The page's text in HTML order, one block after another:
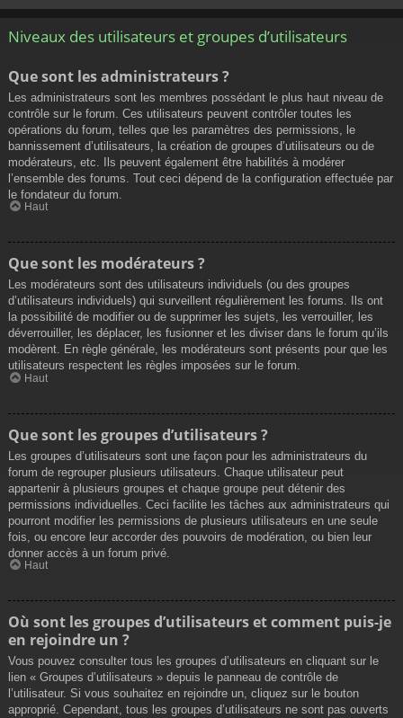
Niveaux des utilisateurs et groupes d’utilisateurs
Que sont les administrateurs ?
Les administrateurs sont les membres possédant le plus haut niveau de
contrôle sur le forum. Ces utilisateurs peuvent contrôler toutes les
opérations du forum, telles que les paramètres des permissions, le
bannissement d’utilisateurs, la création de groupes d’utilisateurs ou de
modérateurs, etc. Ils peuvent également être habilités à modérer
l’ensemble des forums. Tout ceci dépend de la configuration effectuée par
le fondateur du forum.
Haut
Que sont les modérateurs ?
Les modérateurs sont des utilisateurs individuels (ou des groupes
d’utilisateurs individuels) qui surveillent régulièrement les forums. Ils ont
la possibilité de modifier ou de supprimer les sujets, les verrouiller, les
déverrouiller, les déplacer, les fusionner et les diviser dans le forum qu’ils
modèrent. En règle générale, les modérateurs sont présents pour que les
utilisateurs respectent les règles imposées sur le forum.
Haut
Que sont les groupes d’utilisateurs ?
Les groupes d’utilisateurs sont une façon pour les administrateurs du
forum de regrouper plusieurs utilisateurs. Chaque utilisateur peut
appartenir à plusieurs groupes et chaque groupe peut détenir des
permissions individuelles. Ceci facilite les tâches aux administrateurs qui
pourront modifier les permissions de plusieurs utilisateurs en une seule
fois, ou encore leur accorder des pouvoirs de modération, ou bien leur
donner accès à un forum privé.
Haut
Où sont les groupes d’utilisateurs et comment puis-je
en rejoindre un ?
Vous pouvez consulter tous les groupes d’utilisateurs en cliquant sur le
lien « Groupes d’utilisateurs » depuis le panneau de contrôle de
l’utilisateur. Si vous souhaitez en rejoindre un, cliquez sur le bouton
approprié. Cependant, tous les groupes d’utilisateurs ne sont pas ouverts